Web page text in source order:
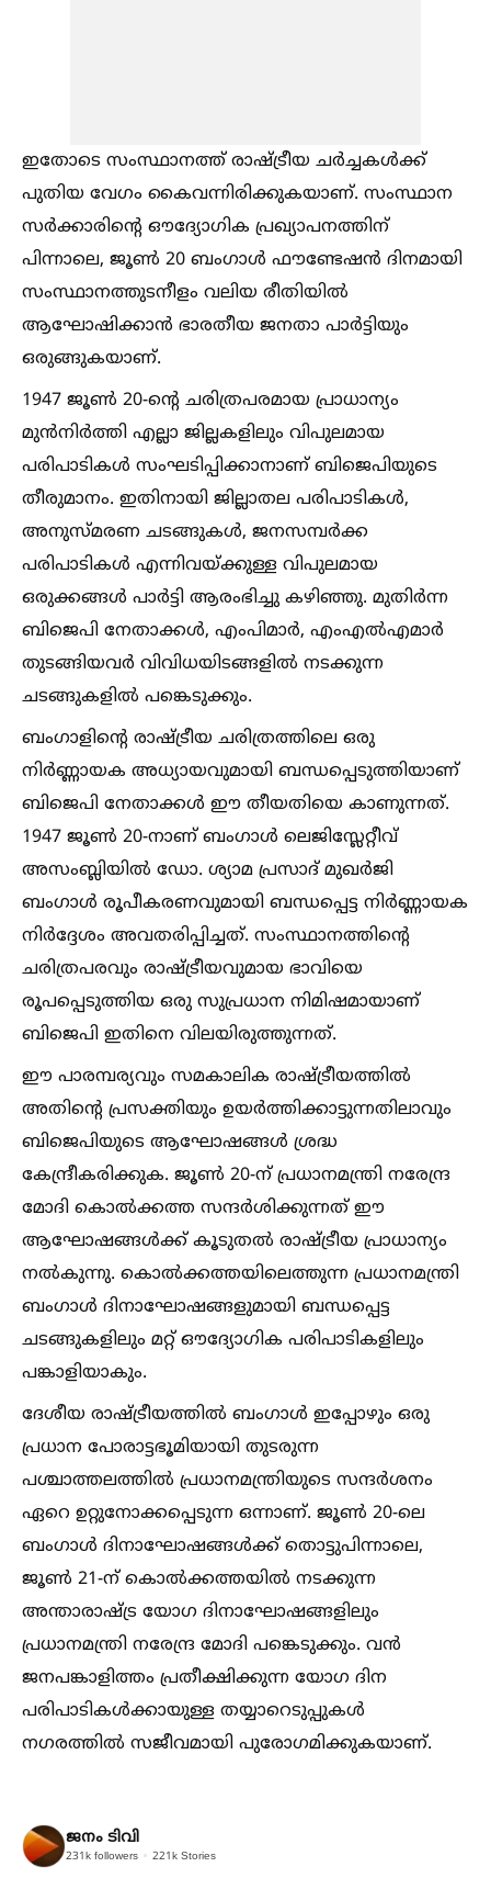
ഇതോടെ സംസ്ഥാനത്ത് രാഷ്‌ട്രീയ ചര്‍ച്ചകള്‍ക്ക്
പുതിയ വേഗം കൈവന്നിരിക്കുകയാണ്. സംസ്ഥാന
സര്‍ക്കാരിന്റെ ഔദ്യോഗിക പ്രഖ്യാപനത്തിന്
പിന്നാലെ, ജൂണ്‍ 20 ബംഗാള്‍ ഫൗണ്ടേഷന്‍ ദിനമായി
സംസ്ഥാനത്തുടനീളം വലിയ രീതിയില്‍
ആഘോഷിക്കാന്‍ ഭാരതീയ ജനതാ പാര്‍ട്ടിയും
ഒരുങ്ങുകയാണ്.
1947 ജൂണ്‍ 20-ന്റെ ചരിത്രപരമായ പ്രാധാന്യം
മുന്‍നിര്‍ത്തി എല്ലാ ജില്ലകളിലും വിപുലമായ
പരിപാടികള്‍ സംഘടിപ്പിക്കാനാണ് ബിജെപിയുടെ
തീരുമാനം. ഇതിനായി ജില്ലാതല പരിപാടികള്‍,
അനുസ്മരണ ചടങ്ങുകള്‍, ജനസമ്പര്‍ക്ക
പരിപാടികള്‍ എന്നിവയ്‌ക്കുള്ള വിപുലമായ
ഒരുക്കങ്ങള്‍ പാര്‍ട്ടി ആരംഭിച്ചു കഴിഞ്ഞു. മുതിര്‍ന്ന
ബിജെപി നേതാക്കള്‍, എംപിമാര്‍, എംഎല്‍എമാര്‍
തുടങ്ങിയവര്‍ വിവിധയിടങ്ങളില്‍ നടക്കുന്ന
ചടങ്ങുകളില്‍ പങ്കെടുക്കും.
ബംഗാളിന്റെ രാഷ്‌ട്രീയ ചരിത്രത്തിലെ ഒരു
നിര്‍ണ്ണായക അധ്യായവുമായി ബന്ധപ്പെടുത്തിയാണ്
ബിജെപി നേതാക്കള്‍ ഈ തീയതിയെ കാണുന്നത്.
1947 ജൂണ്‍ 20-നാണ് ബംഗാള്‍ ലെജിസ്ലേറ്റീവ്
അസംബ്ലിയില്‍ ഡോ. ശ്യാമ പ്രസാദ് മുഖര്‍ജി
ബംഗാള്‍ രൂപീകരണവുമായി ബന്ധപ്പെട്ട നിര്‍ണ്ണായക
നിര്‍ദ്ദേശം അവതരിപ്പിച്ചത്. സംസ്ഥാനത്തിന്റെ
ചരിത്രപരവും രാഷ്‌ട്രീയവുമായ ഭാവിയെ
രൂപപ്പെടുത്തിയ ഒരു സുപ്രധാന നിമിഷമായാണ്
ബിജെപി ഇതിനെ വിലയിരുത്തുന്നത്.
ഈ പാരമ്പര്യവും സമകാലിക രാഷ്‌ട്രീയത്തില്‍
അതിന്റെ പ്രസക്തിയും ഉയര്‍ത്തിക്കാട്ടുന്നതിലാവും
ബിജെപിയുടെ ആഘോഷങ്ങള്‍ ശ്രദ്ധ
കേന്ദ്രീകരിക്കുക. ജൂണ്‍ 20-ന് പ്രധാനമന്ത്രി നരേന്ദ്ര
മോദി കൊല്‍ക്കത്ത സന്ദര്‍ശിക്കുന്നത് ഈ
ആഘോഷങ്ങള്‍ക്ക് കൂടുതല്‍ രാഷ്‌ട്രീയ പ്രാധാന്യം
നല്‍കുന്നു. കൊല്‍ക്കത്തയിലെത്തുന്ന പ്രധാനമന്ത്രി
ബംഗാള്‍ ദിനാഘോഷങ്ങളുമായി ബന്ധപ്പെട്ട
ചടങ്ങുകളിലും മറ്റ് ഔദ്യോഗിക പരിപാടികളിലും
പങ്കാളിയാകും.
ദേശീയ രാഷ്‌ട്രീയത്തില്‍ ബംഗാള്‍ ഇപ്പോഴും ഒരു
പ്രധാന പോരാട്ടഭൂമിയായി തുടരുന്ന
പശ്ചാത്തലത്തില്‍ പ്രധാനമന്ത്രിയുടെ സന്ദര്‍ശനം
ഏറെ ഉറ്റുനോക്കപ്പെടുന്ന ഒന്നാണ്. ജൂണ്‍ 20-ലെ
ബംഗാള്‍ ദിനാഘോഷങ്ങള്‍ക്ക് തൊട്ടുപിന്നാലെ,
ജൂണ്‍ 21-ന് കൊല്‍ക്കത്തയില്‍ നടക്കുന്ന
അന്താരാഷ്‌ട്ര യോഗ ദിനാഘോഷങ്ങളിലും
പ്രധാനമന്ത്രി നരേന്ദ്ര മോദി പങ്കെടുക്കും. വന്‍
ജനപങ്കാളിത്തം പ്രതീക്ഷിക്കുന്ന യോഗ ദിന
പരിപാടികള്‍ക്കായുള്ള തയ്യാറെടുപ്പുകള്‍
നഗരത്തില്‍ സജീവമായി പുരോഗമിക്കുകയാണ്.
ജനം ടിവി
231k followers 221k Stories